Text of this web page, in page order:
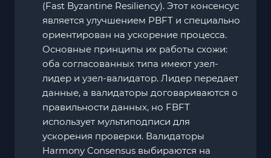
(Fast Byzantine Resiliency). Этот консенсус
является улучшением PBFT и специально
ориентирован на ускорение процесса.
Основные принципы их работы схожи:
оба согласованных типа имеют узел-
лидер и узел-валидатор. Лидер передает
данные, а валидаторы договариваются о
правильности данных, но FBFT
использует мультиподписи для
ускорения проверки. Валидаторы
Harmony Consensus выбираются на